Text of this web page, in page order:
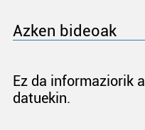
Azken bideoak
Ez da informaziorik
datuekin.